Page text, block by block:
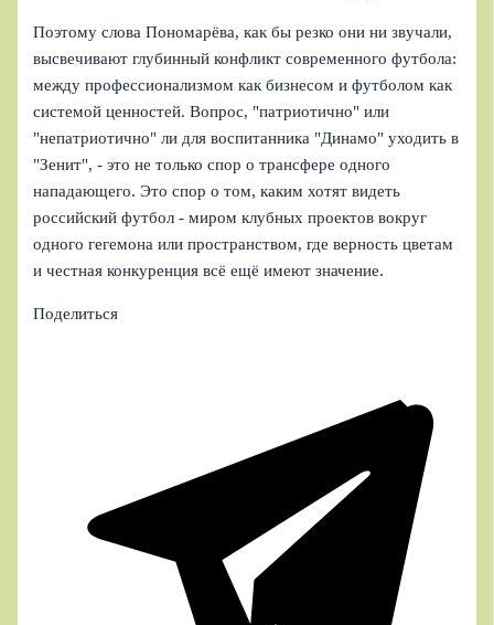
Поэтому слова Пономарёва, как бы резко они ни звучали,
высвечивают глубинный конфликт современного футбола:
между профессионализмом как бизнесом и футболом как
системой ценностей. Вопрос, "патриотично" или
"непатриотично" ли для воспитанника "Динамо" уходить в
"Зенит", - это не только спор о трансфере одного
нападающего. Это спор о том, каким хотят видеть
российский футбол - миром клубных проектов вокруг
одного гегемона или пространством, где верность цветам
и честная конкуренция всё ещё имеют значение.
Поделиться